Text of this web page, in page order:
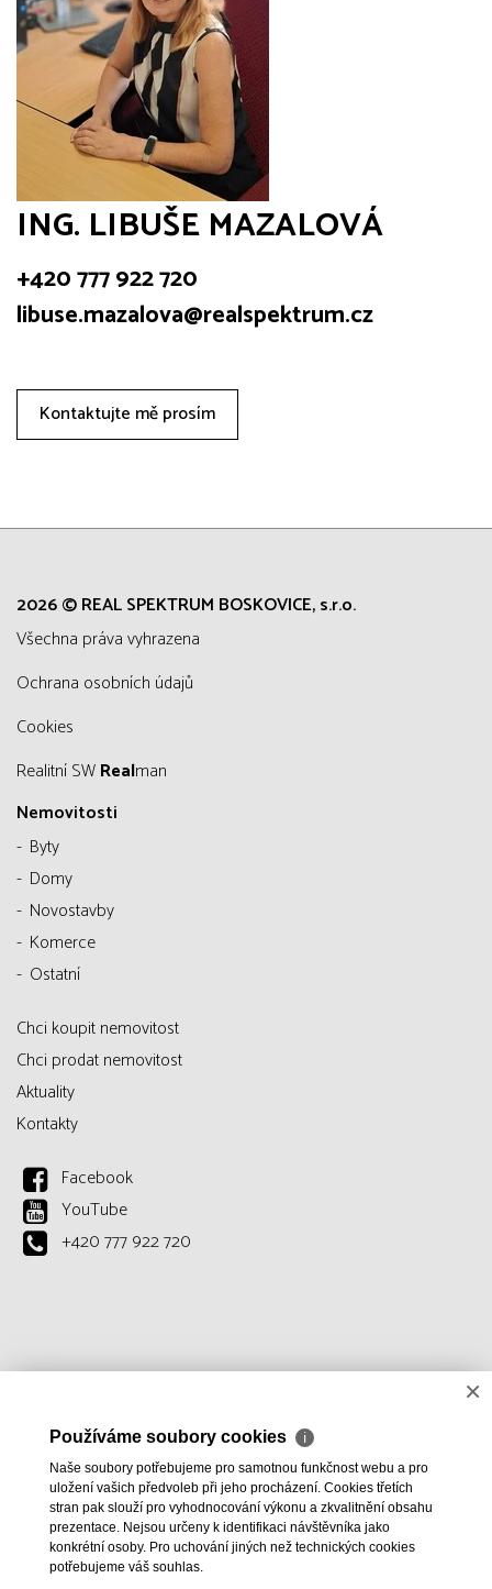
ING. LIBUŠE MAZALOVÁ
+420 777 922 720
libuse.mazalova@realspektrum.cz
Kontaktujte mě prosím
2026 © REAL SPEKTRUM BOSKOVICE, s.r.o.
všechna práva vyhrazena
Ochrana osobních údajů
Cookies
Realitní SWRealman
Nemovitosti
Byty
Domy
Novostavby
Komerce
Ostatní
Chci koupit nemovitost
Chci prodat nemovitost
Aktuality
Kontakty
Facebook
YouTube
+420 777 922 720
×
Používáme soubory cookies ℹ
Naše soubory potřebujeme pro samotnou funkčnost webu a pro
uložení vašich předvoleb při jeho procházení. Cookies třetích
stran pak slouží pro vyhodnocování výkonu a zkvalitnění obsahu
prezentace. Nejsou určeny k identifikaci návštěvníka jako
konkrétní osoby. Pro uchování jiných než technických cookies
potřebujeme váš souhlas.